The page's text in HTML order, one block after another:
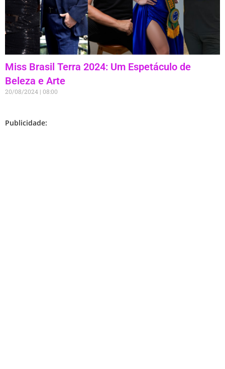
Miss Brasil Terra 2024: Um Espetáculo de
Beleza e Arte
20/08/2024 08:00
Publicidade: